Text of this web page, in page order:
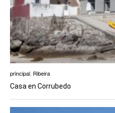
principal, Ribeira
Casa en Corrubedo